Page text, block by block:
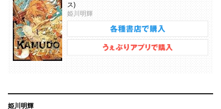
ス)
姫川明輝
姫川明輝